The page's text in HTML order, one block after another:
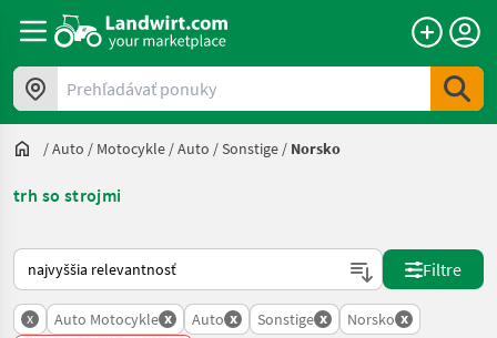
Prehľadávať ponuky
/Auto / Motocykle /Auto /Sonstige / Norsko
trh so strojmi
Takto sa vykonáva triedenie na Landwirt.com
Filtre
x Auto Motocykle x Auto x Sonstige x Norsko x